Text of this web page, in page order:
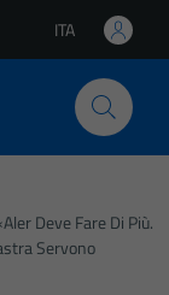
Lingua attiva:
ITA
Deve Fare Di Più.
Servono